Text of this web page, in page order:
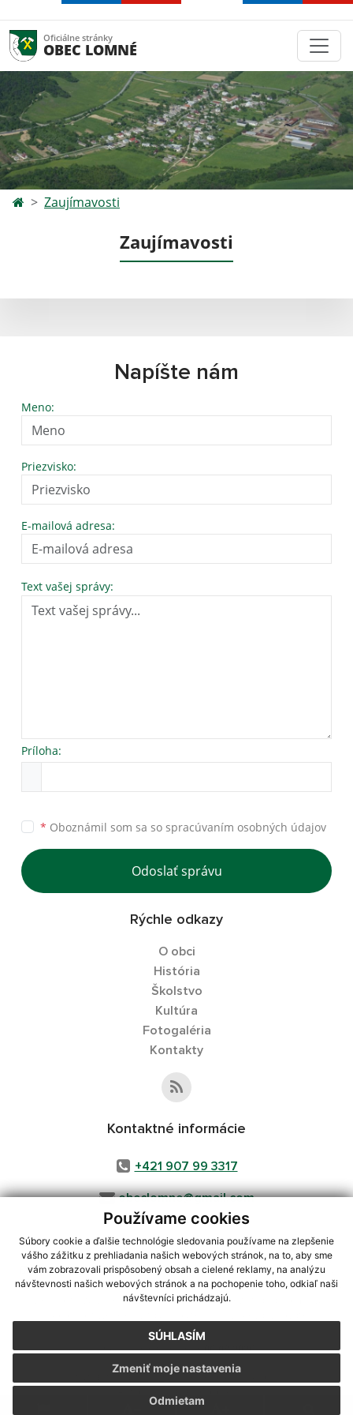
Používame cookies
Súbory cookie a ďalšie technológie sledovania používame na zlepšenie
vášho zážitku z prehliadania našich webových stránok, na to, aby sme
vám zobrazovali prispôsobený obsah a cielené reklamy, na analýzu
návštevnosti našich webových stránok a na pochopenie toho, odkiaľ naši
návštevníci prichádzajú.
SÚHLASÍM
Odmietam
Zmeniť moje nastavenia
Oficiálne stránky
OBEC LOMNÉ
Zaujímavosti
Zaujímavosti
Napíšte nám
Meno:
Priezvisko:
E-mailová adresa:
Text vašej správy:
Príloha:
* Oboznámil som sa so spracúvaním osobných údajov
Odoslať správu
Rýchle odkazy
O obci
História
Školstvo
Kultúra
Fotogaléria
Kontakty
Kontaktné informácie
+421 907 99 3317
obeclomne@gmail.com
využite možnosť získavania aktuálnych informácií s využitím RSS
CMS systém (redakčný) systém ECHELON 2,Mapa stránok,web portál
webex.digital, s.r.o.,domény,registrácia domény
Posledná aktualizácia:06.08.2026
Vytlačiť stránku|Vyhlásenie o prístupnosti